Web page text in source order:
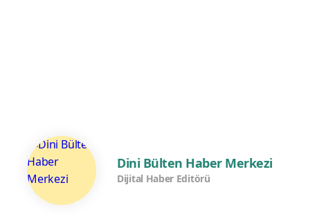
Dini Bülten Haber Merkezi
Dijital Haber Editörü